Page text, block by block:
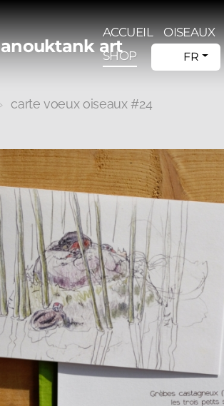
anouktank art
ACCUEIL OISEAUX
SHOP
FR
carte voeux oiseaux #24